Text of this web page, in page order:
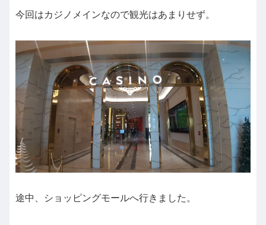
今回はカジノメインなので観光はあまりせず。
途中、ショッピングモールへ行きました。